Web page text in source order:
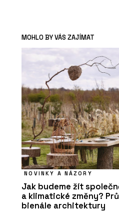
MOHLO BY VÁS ZAJÍMAT
NOVINKY A NÁZORY
Jak budeme žít
a klimatické změny?
bienále architektury